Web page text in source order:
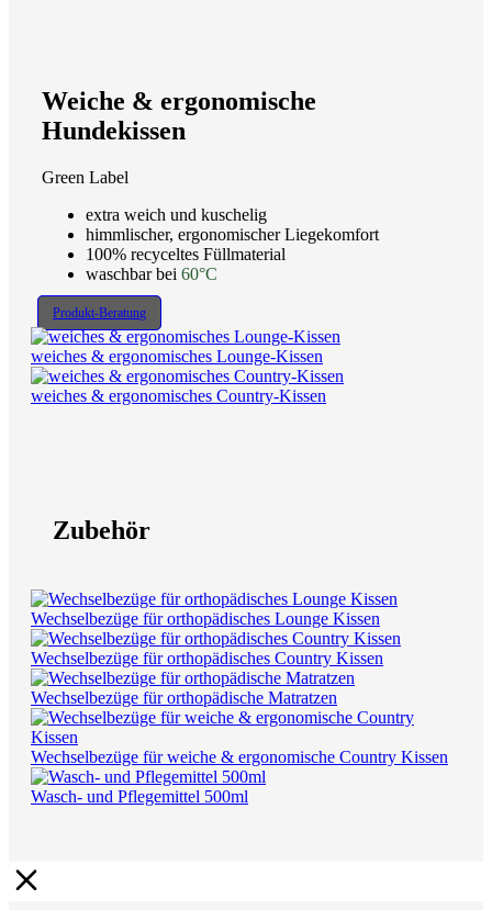
Weiche & ergonomische
Hundekissen
Green Label
extra weich und kuschelig
himmlischer, ergonomischer Liegekomfort
100% recyceltes Füllmaterial
waschbar bei 60°C
Produkt-Beratung
weiches & ergonomisches Lounge-Kissen
weiches & ergonomisches Country-Kissen
Zubehör
Wechselbezüge für orthopädisches Lounge Kissen
Wechselbezüge für orthopädisches Country Kissen
Wechselbezüge für orthopädische Matratzen
Wechselbezüge für weiche & ergonomische Country Kissen
Wasch- und Pflegemittel 500ml